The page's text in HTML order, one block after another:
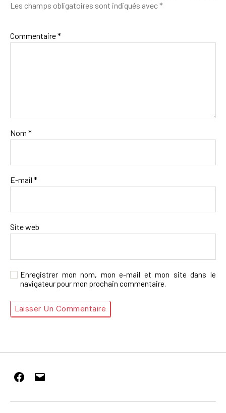
Les champs obligatoires sont indiqués avec*
Commentaire*
Nom *
E-mail *
Site web
Enregistrer mon nom, mon e-mail et mon site dans le
navigateur pour mon prochain commentaire.
Facebook
E-
mail